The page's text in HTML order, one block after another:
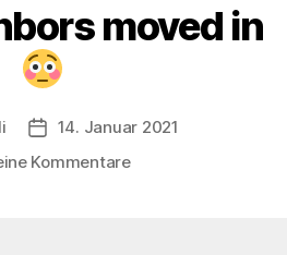
moved in
Veröffentlichungsdatum
14. Januar 2021
Kommentarezu